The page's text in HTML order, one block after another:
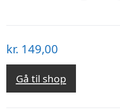
kr. 149,00
Gå til shop